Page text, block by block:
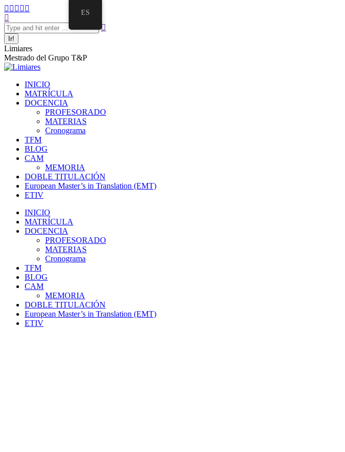
Limiares
Mestrado del Grupo T&P
INICIO
MATRÍCULA
DOCENCIA
PROFESORADO
MATERIAS
Cronograma
TFM
BLOG
CAM
MEMORIA
DOBLE TITULACIÓN
European Master’s in Translation (EMT)
ETIV
INICIO
MATRÍCULA
DOCENCIA
PROFESORADO
MATERIAS
Cronograma
TFM
BLOG
CAM
MEMORIA
DOBLE TITULACIÓN
European Master’s in Translation (EMT)
ETIV
ES